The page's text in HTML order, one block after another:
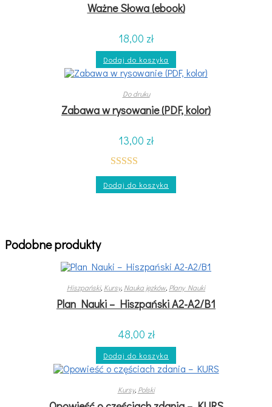
Ważne Słowa (ebook)
18,00 zł
Dodaj do koszyka
Do druku
Zabawa w rysowanie (PDF, kolor)
13,00 zł
Oceniono
5.00na 5
Dodaj do koszyka
Podobne produkty
Hiszpański, Kursy, Nauka jęzków, Plany Nauki
Plan Nauki – Hiszpański A2-A2/B1
48,00 zł
Dodaj do koszyka
Kursy, Polski